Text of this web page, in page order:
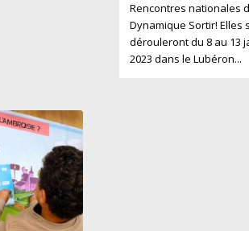
Rencontres nationales
Dynamique Sortir! Elles
dérouleront du 8 au 13
2023 dans le Lubéron...